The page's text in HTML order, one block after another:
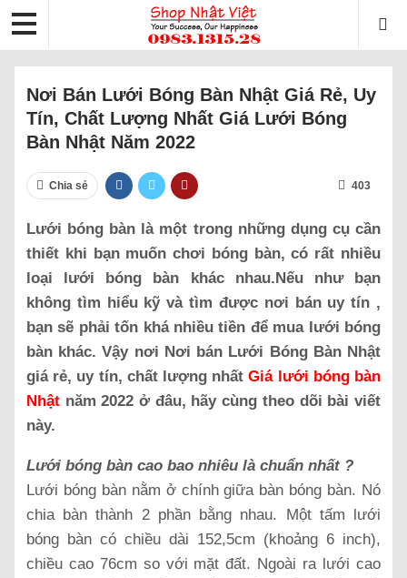
Nơi Bán Lưới Bóng Bàn Nhật Giá Rẻ, Uy
Tín, Chất Lượng Nhất Giá Lưới Bóng
Bàn Nhật Năm 2022
Chia sẻ 403
Lưới bóng bàn là một trong những dụng cụ cần
thiết khi bạn muốn chơi bóng bàn, có rất nhiều
loại lưới bóng bàn khác nhau.Nếu như bạn
không tìm hiểu kỹ và tìm được nơi bán uy tín ,
bạn sẽ phải tốn khá nhiều tiền để mua lưới bóng
bàn khác. Vậy nơi Nơi bán Lưới Bóng Bàn Nhật
giá rẻ, uy tín, chất lượng nhấtGiá lưới bóng bàn
Nhật năm 2022 ở đâu, hãy cùng theo dõi bài viết
này.
Lưới bóng bàn cao bao nhiêu là chuẩn nhất ?
Lưới bóng bàn nằm ở chính giữa bàn bóng bàn. Nó
chia bàn thành 2 phần bằng nhau. Một tấm lưới
bóng bàn có chiều dài 152,5cm (khoảng 6 inch),
chiều cao 76cm so với mặt đất. Ngoài ra lưới cao